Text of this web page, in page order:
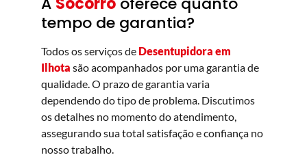
tempo de garantia?
Todos os serviços de Desentupidora em
Ilhota são acompanhados por uma garantia de
qualidade. O prazo de garantia varia
dependendo do tipo de problema. Discutimos
os detalhes no momento do atendimento,
assegurando sua total satisfação e confiança no
nosso trabalho.